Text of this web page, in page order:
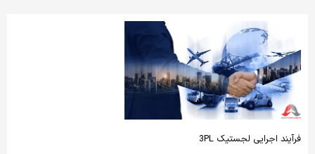
فرآیند اجرایی لجستیک 3PL